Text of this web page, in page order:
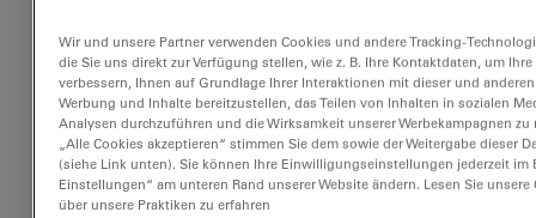
unsere Interaktionen mit Ihnen. Wenn Sie
personenbezogene Daten über andere
Parteien als Sie selbst bereitstellen, sind Sie
dafür verantwortlich sicherzustellen, dass sie
wissen, wie wir deren personenbezogenen
Daten verarbeiten, und gegebenenfalls alle
erforderlichen Zustimmungen im Voraus
Wir und unsere Partner verwenden Cookies und andere Tracking-
die Sie uns direkt zur Verfügung stellen, wie z. B. Ihre Kontaktdaten, um
verbessern, Ihnen auf Grundlage Ihrer Interaktionen mit dieser und
Werbung und Inhalte bereitzustellen, das Teilen von Inhalten in sozialen
Analysen durchzuführen und die Wirksamkeit unserer Werbekampagnen zu
„Alle Cookies akzeptieren“ stimmen Sie dem sowie der Weitergabe dieser
(siehe Link unten). Sie können Ihre Einwilligungseinstellungen jederzeit im
Einstellungen“ am unteren Rand unserer Website ändern. Lesen Sie
über unsere Praktiken zu erfahren